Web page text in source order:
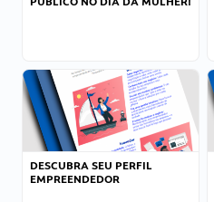
DESCUBRA SEU PERFIL
EMPREENDEDOR